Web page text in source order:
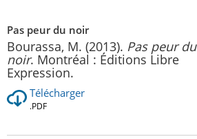
Pas peur du noir
Bourassa, M. (2013). Pas peur du
noir. Montréal : Éditions Libre
Expression.
Télécharger
.PDF